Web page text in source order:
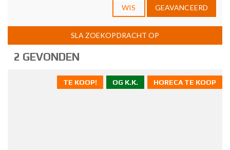
WIS GEAVANCEERD
SLA ZOEKOPDRACHT OP
2 GEVONDEN
HORECA TE KOOP
OG K.K.
TE KOOP!